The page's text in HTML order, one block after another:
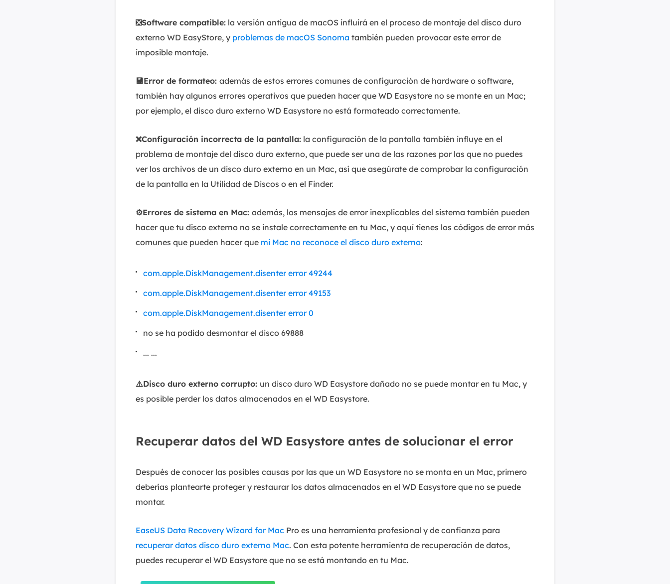
❎Software compatible: la versión antigua de macOS influirá en el proceso de montaje del disco duro
externo WD EasyStore, y problemas de macOS Sonoma también pueden provocar este error de
imposible montaje.
💾Error de formateo: además de estos errores comunes de configuración de hardware o software,
también hay algunos errores operativos que pueden hacer que WD Easystore no se monte en un Mac;
por ejemplo, el disco duro externo WD Easystore no está formateado correctamente.
❌Configuración incorrecta de la pantalla: la configuración de la pantalla también influye en el
problema de montaje del disco duro externo, que puede ser una de las razones por las que no puedes
ver los archivos de un disco duro externo en un Mac, así que asegúrate de comprobar la configuración
de la pantalla en la Utilidad de Discos o en el Finder.
⚙️Errores de sistema en Mac: además, los mensajes de error inexplicables del sistema también pueden
hacer que tu disco externo no se instale correctamente en tu Mac, y aquí tienes los códigos de error más
comunes que pueden hacer que mi Mac no reconoce el disco duro externo:
com.apple.DiskManagement.disenter error 49244
com.apple.DiskManagement.disenter error 49153
com.apple.DiskManagement.disenter error 0
no se ha podido desmontar el disco 69888
... ...
⚠️Disco duro externo corrupto: un disco duro WD Easystore dañado no se puede montar en tu Mac, y
es posible perder los datos almacenados en el WD Easystore.
Recuperar datos del WD Easystore antes de solucionar el error
Después de conocer las posibles causas por las que un WD Easystore no se monta en un Mac, primero
deberías plantearte proteger y restaurar los datos almacenados en el WD Easystore que no se puede
montar.
EaseUS Data Recovery Wizard for Mac Pro es una herramienta profesional y de confianza para
recuperar datos disco duro externo Mac. Con esta potente herramienta de recuperación de datos,
puedes recuperar el WD Easystore que no se está montando en tu Mac.